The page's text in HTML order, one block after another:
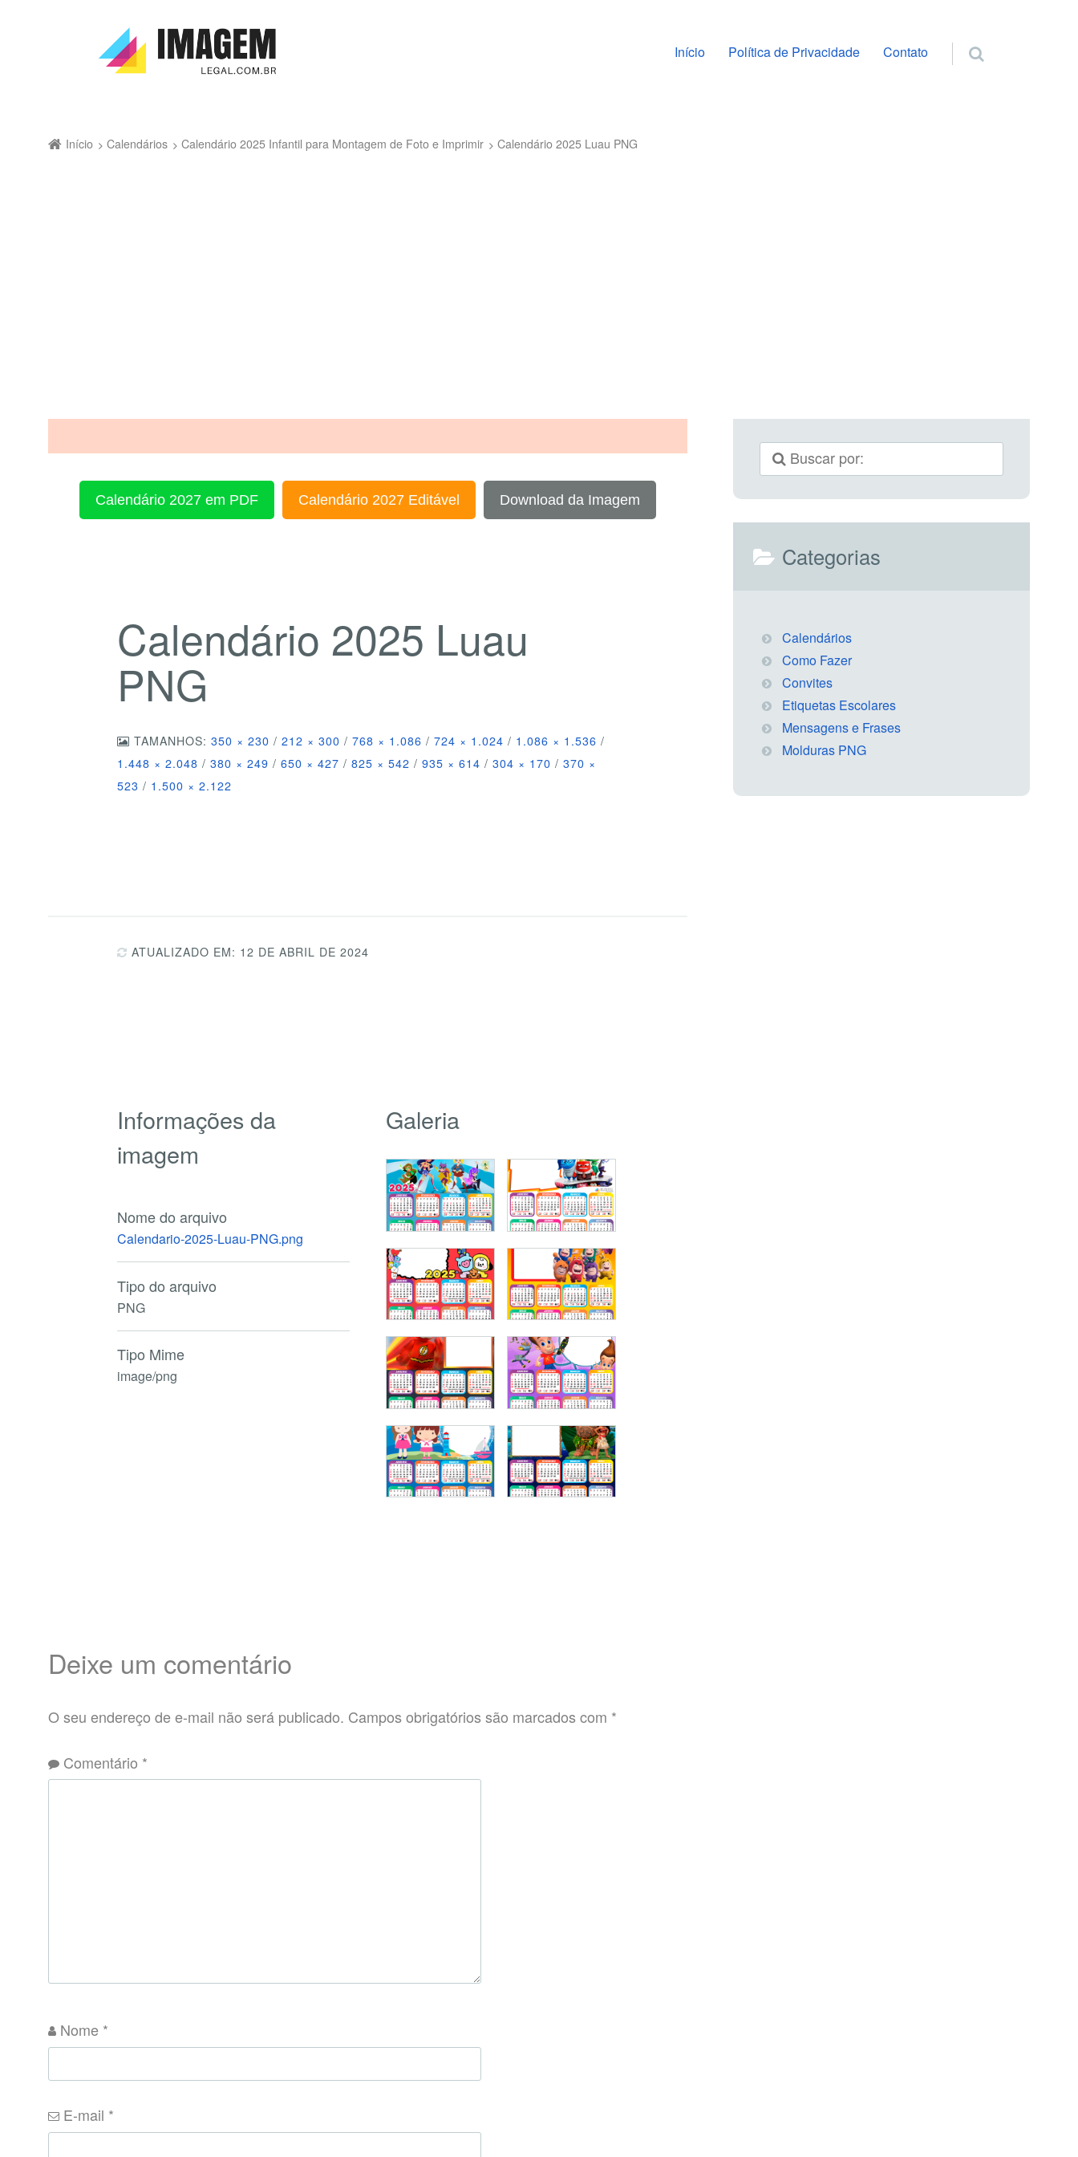
Pular para o conteúdo
Início Política de Privacidade Contato
Início Calendários Calendário 2025 Infantil para Montagem de Foto e Imprimir Calendário 2025 Luau PNG
Calendário 2027 em PDF Calendário 2027 Editável Download da Imagem
Calendário 2025 Luau
PNG
TAMANHOS:350 × 230 / 212 × 300 / 768 × 1.086 / 724 × 1.024 / 1.086 × 1.536 /
1.448 × 2.048 / 380 × 249 / 650 × 427 / 825 × 542 / 935 × 614 / 304 × 170 / 370 ×
523 / 1.500 × 2.122
ATUALIZADO EM: 12 DE ABRIL DE 2024
Informações da
imagem
Nome do arquivo
Calendario-2025-Luau-PNG.png
Tipo do arquivo
PNG
Tipo Mime
image/png
Galeria
Deixe um comentário
O seu endereço de e-mail não será publicado. Campos obrigatórios são marcados com *
Comentário *
Nome *
E-mail *
Categorias
Calendários
Como Fazer
Convites
Etiquetas Escolares
Mensagens e Frases
Molduras PNG